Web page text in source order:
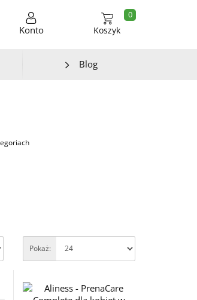
Konto Koszyk
0
Blog
Pokaż: